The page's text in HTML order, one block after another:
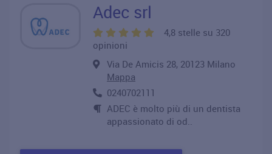
Adec srl
4,8 stelle su 320
opinioni
Via De Amicis 28, 20123 Milano
Mappa
0240702111
ADEC è molto più di un dentista
appassionato di od..